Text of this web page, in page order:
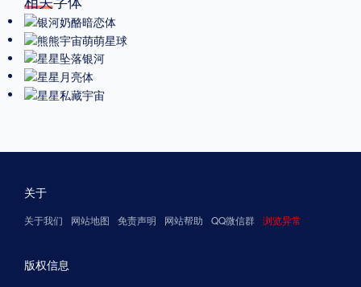
关于
关于我们 网站地图 免责声明 网站帮助 QQ微信群 浏览异常
版权信息